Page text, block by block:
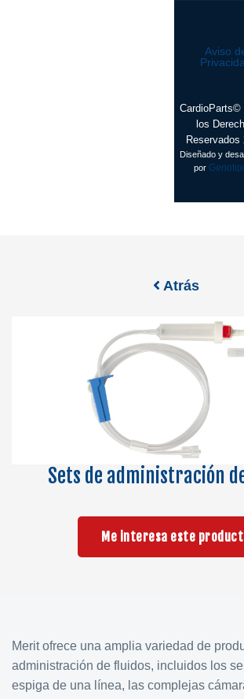
Aviso
CardioParts©
los
Reservados
Diseñado y
por
Atrás
Sets de administración
Me interesa este
Merit ofrece una amplia variedad de
administración de fluidos, incluidos los
espiga de una línea, las complejas